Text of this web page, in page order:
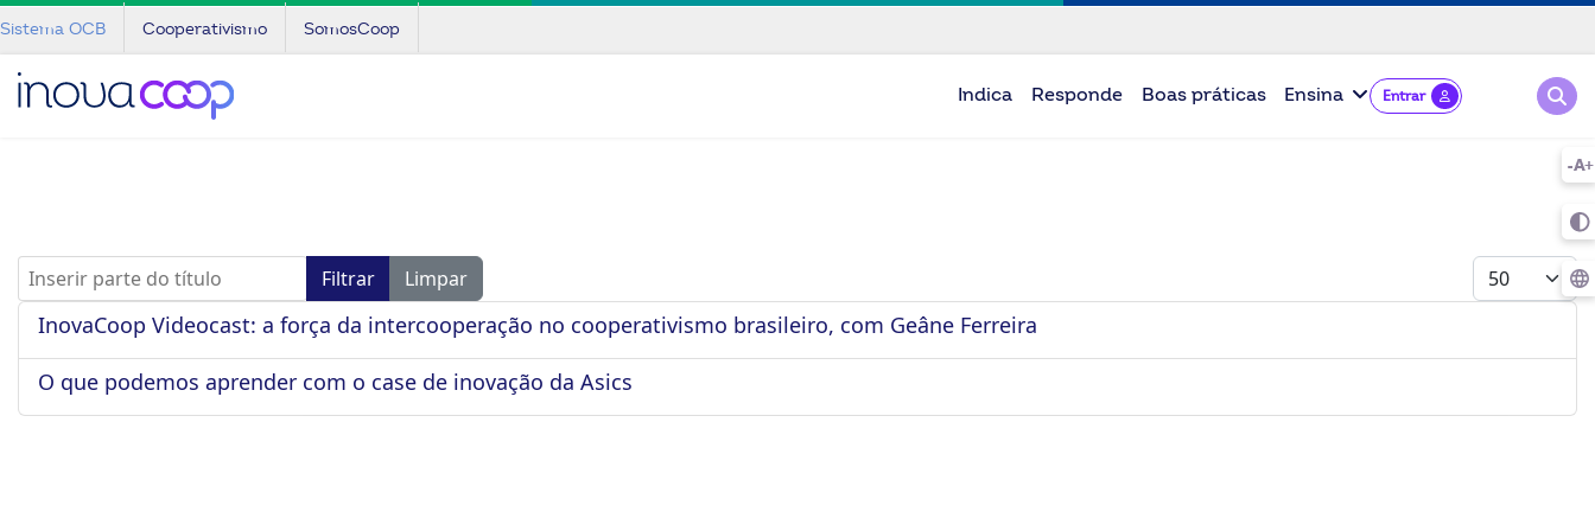
Sistema OCB Cooperativismo SomosCoop
Indica Responde Boas práticas Ensina Entrar
Inserir parte do título Filtrar Limpar Mostrar #
InovaCoop Videocast: a força da intercooperação no cooperativismo brasileiro, com Geâne Ferreira
O que podemos aprender com o case de inovação da Asics